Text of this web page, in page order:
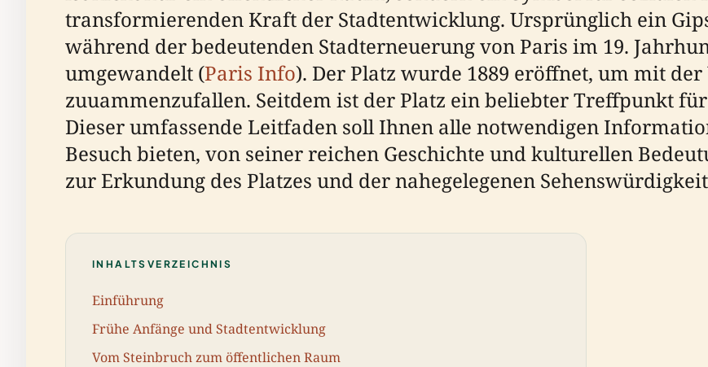
transformierenden Kraft der Stadtentwicklung. Ursprünglich ein
während der bedeutenden Stadterneuerung von Paris im 19.
umgewandelt (Paris Info). Der Platz wurde 1889 eröffnet, um mit
zuuammenzufallen. Seitdem ist der Platz ein beliebter Treffpunkt
Dieser umfassende Leitfaden soll Ihnen alle notwendigen
Besuch bieten, von seiner reichen Geschichte und kulturellen
zur Erkundung des Platzes und der nahegelegenen
INHALTSVERZEICHNIS
Einführung
Frühe Anfänge und Stadtentwicklung
Vom Steinbruch zum öffentlichen Raum